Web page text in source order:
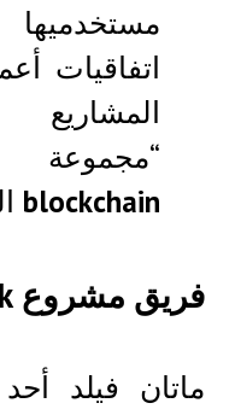
اتفاقيات
المشاريع
blockchain
فريق مشروع DAOstack ؟
ماتان فيلد